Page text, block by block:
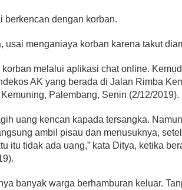
berkencan dengan korban.
usai menganiaya korban karena takut
melalui aplikasi chat online.
AK yang berada di Jalan Rimba
Palembang, Senin (2/12/2019).
uang kencan kapada tersangka.
ambil pisau dan menusuknya,
itu tidak ada uang,” kata Ditya, ketika
banyak warga berhamburan keluar.